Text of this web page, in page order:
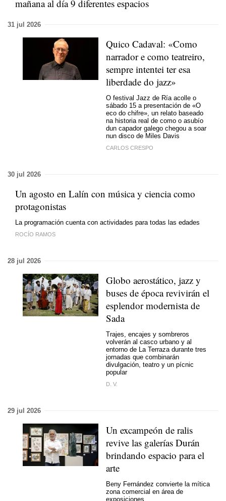
mañana al día 9 diferentes espacios
31 jul 2026
Quico Cadaval: «Como
narrador e como teatreiro,
sempre intentei ter esa
liberdade do jazz»
O festival Jazz de Ría acolle o
sábado 15 a presentación de «O
eco do chifre», un relato baseado
na historia real de como o asubío
dun capador galego chegou a soar
nun disco de Miles Davis
CARLOS CRESPO
30 jul 2026
Un agosto en Lalín con música y ciencia como
protagonistas
La programación cuenta con actividades para todas las edades
ROCÍO RAMOS
28 jul 2026
Globo aerostático, jazz y
buses de época revivirán el
esplendor modernista de
Sada
Trajes, encajes y sombreros
volverán al casco urbano y al
entorno de La Terraza durante tres
jornadas que combinarán
divulgación, teatro y un pícnic
popular
D. V.
29 jul 2026
Un excampeón de ralis
revive las galerías Durán
brindando espacio para el
arte
Beny Fernández convierte la mítica
zona comercial en área de
exposiciones